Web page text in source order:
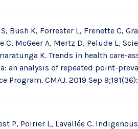
Bush K, Forrester L, Frenette C,
McGeer A, Mertz D, Pelude L,
K. Trends in health care-
an analysis of repeated point-
CMAJ. 2019 Sep
P, Poirier L, Lavallée C.